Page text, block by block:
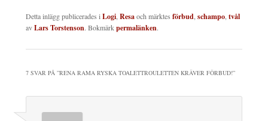
Detta inlägg publicerades iLogi,Resaoch märktes förbud,schampo,tvål
avLars Torstenson. Bokmärkpermalänken.
7 SVAR PÅ ”RENA RAMA RYSKA TOALETTROULETTEN KRÄVER FÖRBUD!”